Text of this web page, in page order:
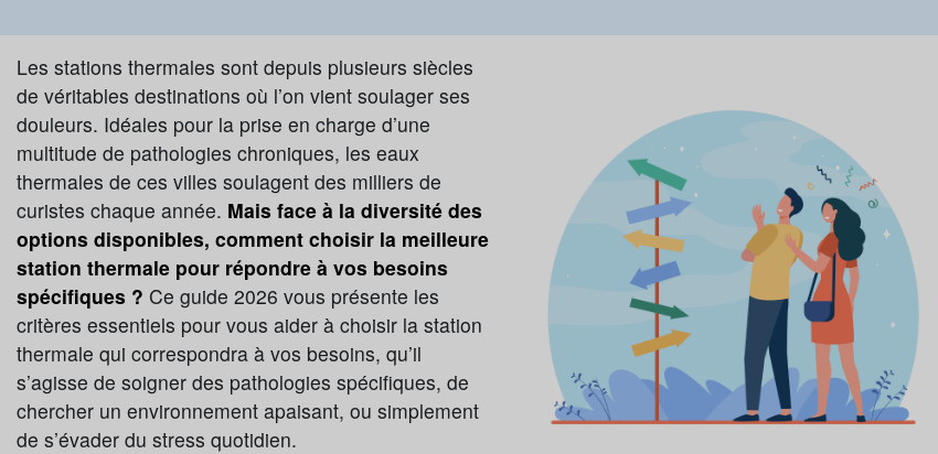
Les stations thermales sont depuis plusieurs siècles
de véritables destinations où l’on vient soulager ses
douleurs. Idéales pour la prise en charge d’une
multitude de pathologies chroniques, les eaux
thermales de ces villes soulagent des milliers de
curistes chaque année. Mais face à la diversité des
options disponibles, comment choisir la meilleure
station thermale pour répondre à vos besoins
spécifiques ? Ce guide 2026 vous présente les
critères essentiels pour vous aider à choisir la station
thermale qui correspondra à vos besoins, qu’il
s’agisse de soigner des pathologies spécifiques, de
chercher un environnement apaisant, ou simplement
de s’évader du stress quotidien.